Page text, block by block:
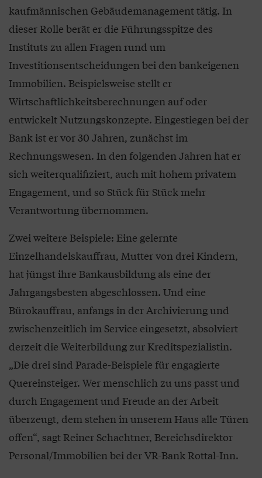
kaufmännischen Gebäudemanagement tätig. In
dieser Rolle berät er die Führungsspitze des
Instituts zu allen Fragen rund um
Investitionsentscheidungen bei den bankeigenen
Immobilien. Beispielsweise stellt er
Wirtschaftlichkeitsberechnungen auf oder
entwickelt Nutzungskonzepte. Eingestiegen bei der
Bank ist er vor 30 Jahren, zunächst im
Rechnungswesen. In den folgenden Jahren hat er
sich weiterqualifiziert, auch mit hohem privatem
Engagement, und so Stück für Stück mehr
Verantwortung übernommen.
Zwei weitere Beispiele: Eine gelernte
Einzelhandelskauffrau, Mutter von drei Kindern,
hat jüngst ihre Bankausbildung als eine der
Jahrgangsbesten abgeschlossen. Und eine
Bürokauffrau, anfangs in der Archivierung und
zwischenzeitlich im Service eingesetzt, absolviert
derzeit die Weiterbildung zur Kreditspezialistin.
„Die drei sind Parade-Beispiele für engagierte
Quereinsteiger. Wer menschlich zu uns passt und
durch Engagement und Freude an der Arbeit
überzeugt, dem stehen in unserem Haus alle Türen
offen“, sagt Reiner Schachtner, Bereichsdirektor
Personal/Immobilien bei der VR-Bank Rottal-Inn.